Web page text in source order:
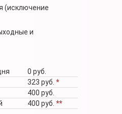
(исключение
и
0 руб.
323 руб. *
400 руб.
400 руб. **